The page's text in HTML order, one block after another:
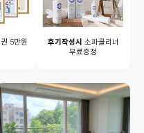
5만원
후기작성시 소파클리너
무료증정